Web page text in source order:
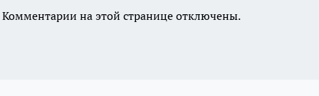
Комментарии на этой странице отключены.